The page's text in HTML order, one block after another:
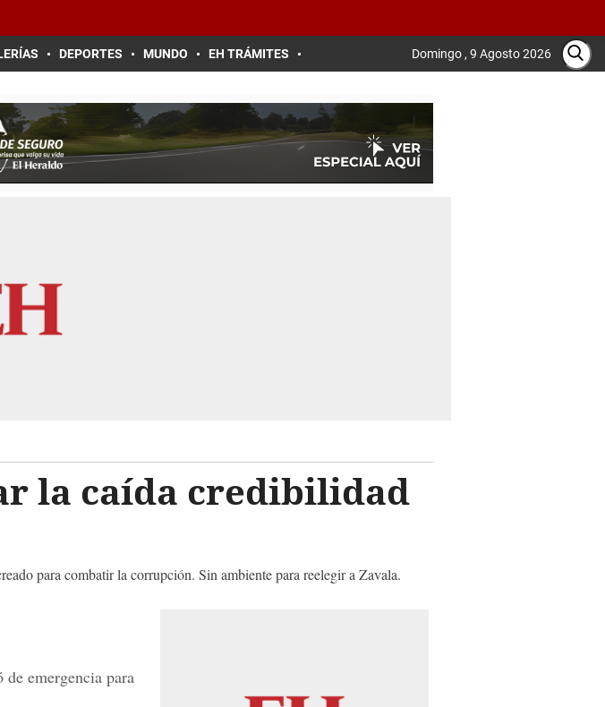
DEPORTES MUNDO EH TRÁMITES Domingo , 9 Agosto 2026
la caída credibilidad
para combatir la corrupción. Sin ambiente para reelegir a Zavala.
emergencia para